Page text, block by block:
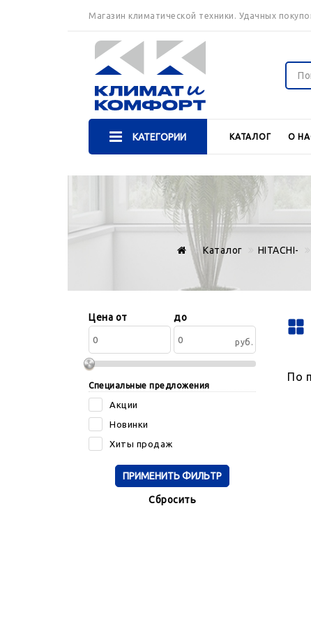
Магазин климатической техники. Удачных
КАТЕГОРИИ КАТАЛОГ О
Каталог HITACHI-
Сортировать
по:
Цена от до
руб.
Специальные предложения
Акции
Новинки
Хиты продаж
Cбросить
По